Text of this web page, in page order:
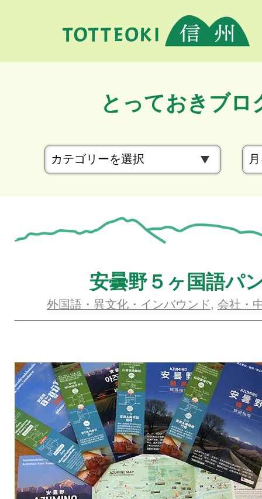
とっておきブロ
カ
テ
リ
ー
安曇野５ヶ国語パ
外国語・異文化・インバウンド , 会社・